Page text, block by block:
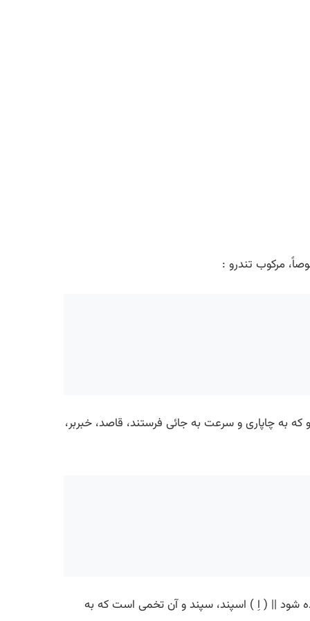
مرکوب تندرو :
که به چاپاری و سرعت به جائی فرستند، قاصد، خبربر،
شود || ( اِ ) اسپند، سپند و آن تخمی است که به